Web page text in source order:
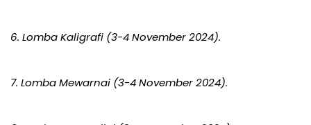
6. Lomba Kaligrafi (3-4 November 2024).
7. Lomba Mewarnai (3-4 November 2024).